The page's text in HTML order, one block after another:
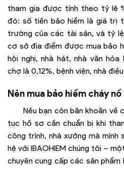
tham gia được tính theo tỷ lệ
đó: số tiền bảo hiểm là giá trị
trường của các tài sản, và tỷ
cơ sở địa điểm được mua bảo
hội nghị, nhà hát, nhà văn hóa
chợ là 0,12%, bệnh viện, nhà
Nên mua bảo hiểm cháy
Nếu bạn còn băn khoăn về
tục hồ sơ cần chuẩn bị khi
công trình, nhà xưởng mà
hệ với IBAOHIEM chúng tôi –
chuyên cung cấp các sản phẩm